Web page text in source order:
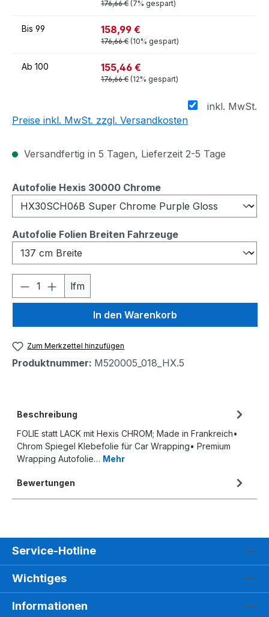
176,66 € (7% gespart)
Bis 99 158,99 €
176,66 € (10% gespart)
Ab 100 155,46 €
176,66 € (12% gespart)
inkl. MwSt.
Preise inkl. MwSt. zzgl. Versandkosten
Versandfertig in 5 Tagen, Lieferzeit 2-5 Tage
Autofolie Hexis 30000 Chromeauswählen
Autofolie Folien Breiten Fahrzeugeauswählen
Produkt Anzahl: Gib den
lfm
In den Warenkorb
Zum Merkzettel hinzufügen
Produktnummer: M520005_018_HX.5
Beschreibung
FOLIE statt LACK mit Hexis CHROM; Made in Frankreich•
Chrom Spiegel Klebefolie für Car Wrapping• Premium
Wrapping Autofolie… Mehr
Bewertungen
Service-Hotline
Wichtiges
Informationen